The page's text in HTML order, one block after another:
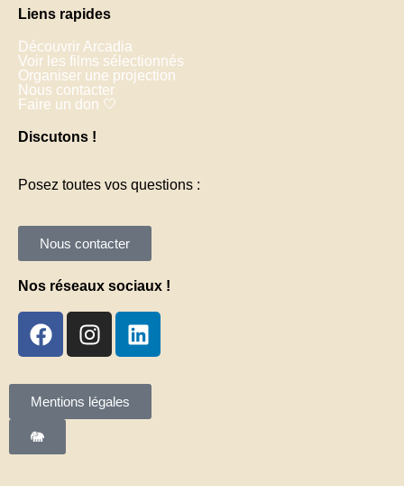
Liens rapides
Découvrir Arcadia
Voir les films sélectionnés
Organiser une projection
Nous contacter
Faire un don 🤍
Discutons !
Posez toutes vos questions :
Nous contacter
Nos réseaux sociaux !
Mentions légales
🐘